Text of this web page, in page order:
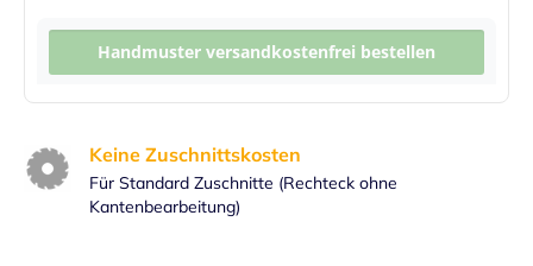
Handmuster versandkostenfrei bestellen
Keine Zuschnittskosten
Für Standard Zuschnitte (Rechteck ohne
Kantenbearbeitung)